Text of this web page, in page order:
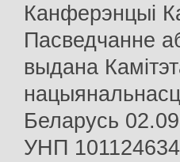
Канферэнцыі
Пасведчанне
выдана
Беларусь
УНП 101124634